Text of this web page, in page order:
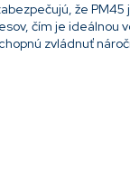
že PM45
čím je ideálnou
zvládnuť